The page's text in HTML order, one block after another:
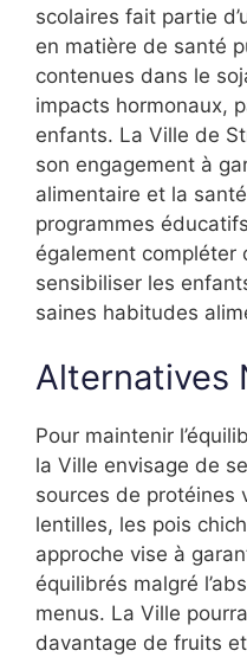
scolaires fait partie
en matière de santé
contenues dans le
impacts hormonaux,
enfants. La Ville de
son engagement à
alimentaire et la
programmes
également compléter
sensibiliser les
saines habitudes
Alternatives
Pour maintenir
la Ville envisage de
sources de protéines
lentilles, les pois
approche vise à
équilibrés malgré
menus. La Ville
davantage de fruits